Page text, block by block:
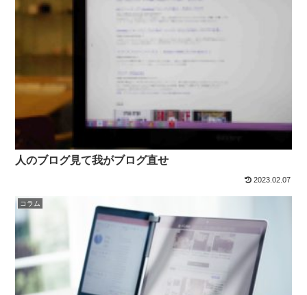
人のブログ見て我がブログ直せ
2023.02.07
コラム